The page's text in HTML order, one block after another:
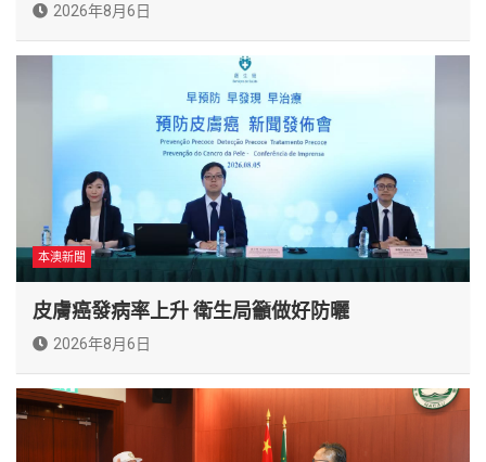
2026年8月6日
本澳新聞
皮膚癌發病率上升 衛生局籲做好防曬
2026年8月6日